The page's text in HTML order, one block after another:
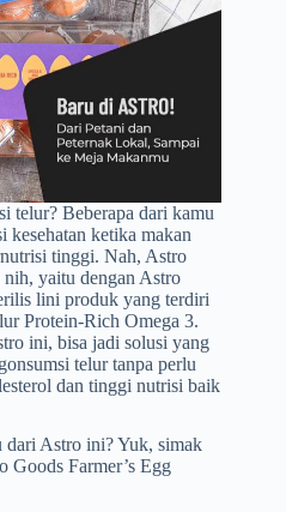
telur? Beberapa dari kamu
ketika makan
tinggi. Nah, Astro
yaitu dengan Astro
lini produk yang terdiri
Protein-Rich Omega 3.
ini, bisa jadi solusi yang
telur tanpa perlu
dan tinggi nutrisi baik
dari Astro ini? Yuk, simak
Goods Farmer’s Egg